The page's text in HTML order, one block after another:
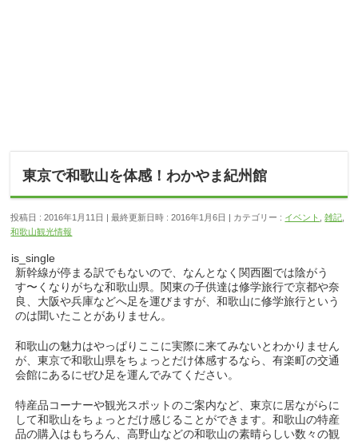
東京で和歌山を体感！わかやま紀州館
投稿日 : 2016年1月11日 最終更新日時 : 2016年1月6日 カテゴリー : イベント ,雑記
和歌山観光情報
is_single
新幹線が停まる訳でもないので、なんとなく関西圏では陰がう
す〜くなりがちな和歌山県。関東の子供達は修学旅行で京都や奈
良、大阪や兵庫などへ足を運びますが、和歌山に修学旅行という
のは聞いたことがありません。
和歌山の魅力はやっぱりここに実際に来てみないとわかりません
が、東京で和歌山県をちょっとだけ体感するなら、有楽町の交通
会館にあるにぜひ足を運んでみてください。
特産品コーナーや観光スポットのご案内など、東京に居ながらに
して和歌山をちょっとだけ感じることができます。和歌山の特産
品の購入はもちろん、高野山などの和歌山の素晴らしい数々の観